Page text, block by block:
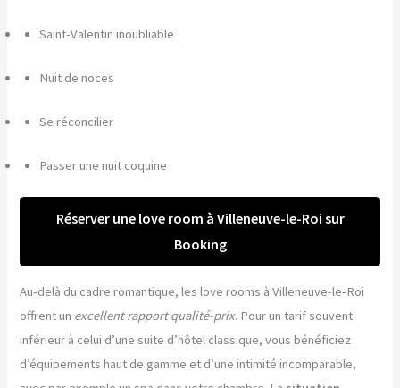
Saint-Valentin inoubliable
Nuit de noces
Se réconcilier
Passer une nuit coquine
Réserver une love room à Villeneuve-le-Roi sur
Booking
Au-delà du cadre romantique, les love rooms à Villeneuve-le-Roi
offrent un excellent rapport qualité-prix. Pour un tarif souvent
inférieur à celui d’une suite d’hôtel classique, vous bénéficiez
d’équipements haut de gamme et d’une intimité incomparable,